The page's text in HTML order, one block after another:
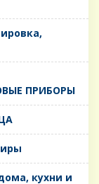
ПРИБОРЫ
кухни и